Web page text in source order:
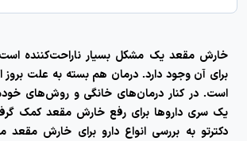
خارش مقعد یک مشکل بسیار ناراحت‌کننده
برای آن وجود دارد. درمان هم بسته به علت
است. در کنار درمان‌های خانگی و روش‌های
یک سری داروها برای رفع خارش مقعد کمک
دکترتو به بررسی انواعدارو برای خارش مقعد